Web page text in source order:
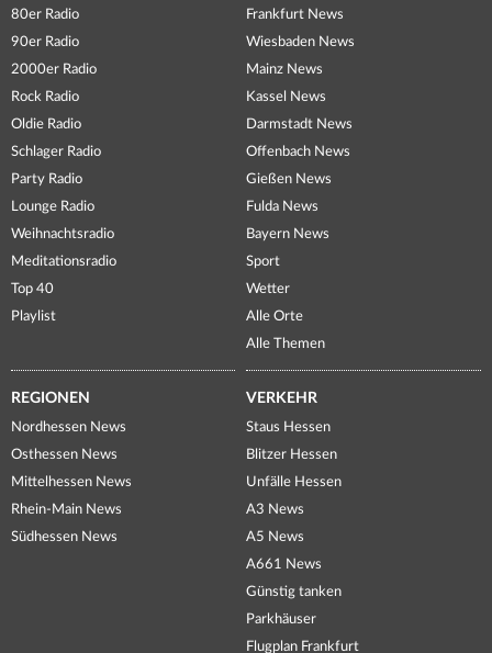
80er Radio
90er Radio
2000er Radio
Rock Radio
Oldie Radio
Schlager Radio
Party Radio
Lounge Radio
Weihnachtsradio
Meditationsradio
Top 40
Playlist
Frankfurt News
Wiesbaden News
Mainz News
Kassel News
Darmstadt News
Offenbach News
Gießen News
Fulda News
Bayern News
Sport
Wetter
Alle Orte
Alle Themen
REGIONEN
Nordhessen News
Osthessen News
Mittelhessen News
Rhein-Main News
Südhessen News
VERKEHR
Staus Hessen
Blitzer Hessen
Unfälle Hessen
A3 News
A5 News
A661 News
Günstig tanken
Parkhäuser
Flugplan Frankfurt